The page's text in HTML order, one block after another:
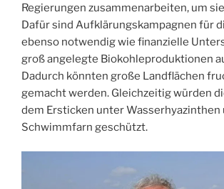
Regierungen zusammenarbeiten, um
Dafür sind Aufklärungskampagnen für
ebenso notwendig wie finanzielle
groß angelegte Biokohleproduktionen
Dadurch könnten große Landflächen
gemacht werden. Gleichzeitig würden
dem Ersticken unter Wasserhyazinthen
Schwimmfarn geschützt.